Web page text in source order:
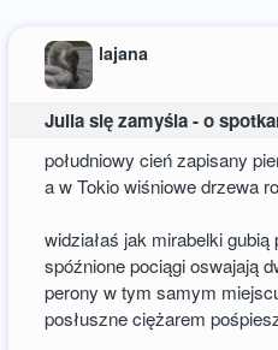
lajana
Julia się zamyśla - o
południowy cień zapisany
a w Tokio wiśniowe drzewa
widziałaś jak mirabelki gubią
spóźnione pociągi oswajają
perony w tym samym
posłuszne ciężarem